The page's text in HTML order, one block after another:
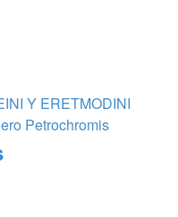
Y ERETMODINI
Petrochromis